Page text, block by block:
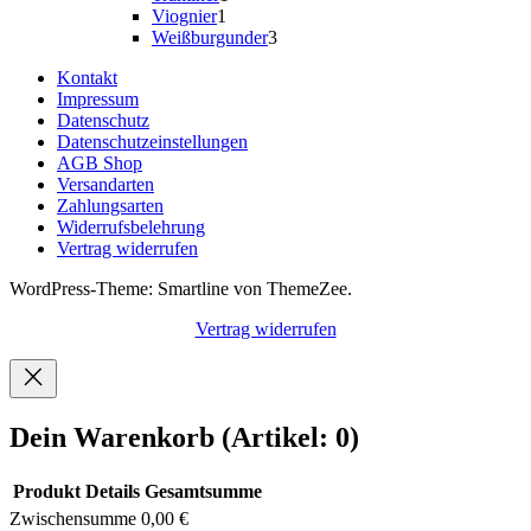
Viognier1
Produkt
Weißburgunder33
Kontakt
Impressum
Datenschutz
Datenschutzeinstellungen
AGB Shop
Versandarten
Zahlungsarten
Widerrufsbelehrung
Vertrag widerrufen
WordPress-Theme: Smartline von ThemeZee.
Vertrag widerrufen
Dein Warenkorb (Artikel: 0)
Produkt Details Gesamtsumme
Zwischensumme 0,00 €